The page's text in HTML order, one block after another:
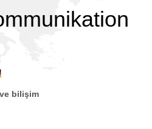
bilişim